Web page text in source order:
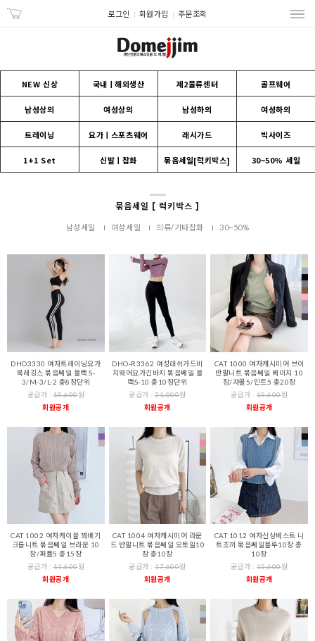
로그인 회원가입 주문조회
NEW 신상 국내ㅣ해외생산 제2물류센터 골프웨어
남성상의 여성상의 남성하의 여성하의
트레이닝 요가ㅣ스포츠웨어 래시가드 빅사이즈
1+1 Set 신발ㅣ잡화 묶음세일[럭키박스] 30~50% 세일
묶음세일 [ 럭키박스 ]
남성세일 여성세일 의류/기타잡화 30~50%
DHO3330 여자트레이닝요가
복레깅스 묶음쎄일 블랙 S-
3/M-3/L-2 총8장단위
공급가 :15,600원
회원공개
DHO-R3362 여성래쉬가드비
치웨어요가긴바지 묶음쎄일 블
랙S-10 총10장단위
공급가 :21,000원
회원공개
CAT 1000 여자캐시미어 브이
반팔니트 묶음쎄일 베이지 10
장/챠콜5/민트5 총20장
공급가 : 15,600원
회원공개
CAT 1002 여자케이블 꽈배기
크롭니트 묶음쎄일 브라운 10
장/퍼플5 총15장
공급가 :11,600원
회원공개
CAT 1004 여자캐시미어 라운
드 반팔니트 묶음쎄일 오토밀10
장 총10장
공급가 :17,600원
회원공개
CAT 1012 여자신상베스트 니
트조끼 묶음쎄일블루10장 총
10장
공급가 : 15,600원
회원공개